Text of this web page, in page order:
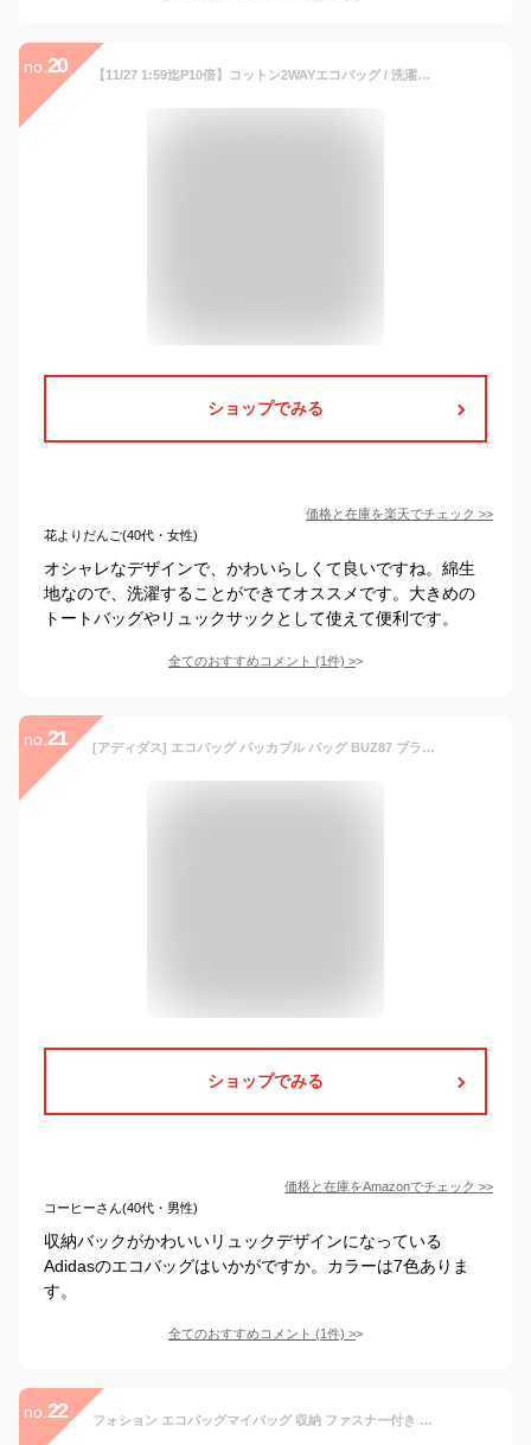
no. 20 【11/27 1:59迄P10倍】コットン2WAYエコバッグ / 洗濯できる綿生地の大きめトートバッグ リュックサックにも 320D7671 やわらか 軽量 ポーチ付き レディース ナチュラル 大人カジュアル 秋 冬 初秋 ◆ Diu デュウ ディウ pt-o
ショップでみる
価格と在庫を楽天でチェック >>
花よりだんご(40代・女性)
オシャレなデザインで、かわいらしくて良いですね。綿生
地なので、洗濯することができてオススメです。大きめの
トートバッグやリュックサックとして使えて便利です。
全てのおすすめコメント (1件) >
no. 21 [アディダス] エコバッグ パッカブル バッグ BUZ87 ブラック/ブラック(IB0294)
ショップでみる
価格と在庫をAmazonでチェック >>
コーヒーさん(40代・男性)
収納バックがかわいいリュックデザインになっている
Adidasのエコバッグはいかがですか。カラーは7色ありま
す。
全てのおすすめコメント (1件) >
no. 22 フォション エコバッグマイバッグ 収納 ファスナー付き 折りたたみ可能ワイン ブラック ブラウンネイビー バイオレット